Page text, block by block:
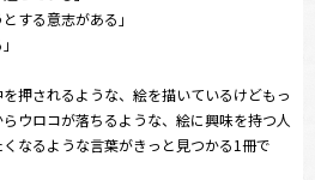
する意志がある」
押されるような、絵を描いているけどもっ
ウロコが落ちるような、絵に興味を持つ人
なるような言葉がきっと見つかる1冊で